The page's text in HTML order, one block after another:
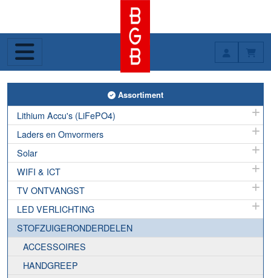
Toggle Assortiment
Assortiment
Lithium Accu's (LiFePO4)
Laders en Omvormers
Solar
WIFI & ICT
TV ONTVANGST
LED VERLICHTING
STOFZUIGERONDERDELEN
ACCESSOIRES
HANDGREEP